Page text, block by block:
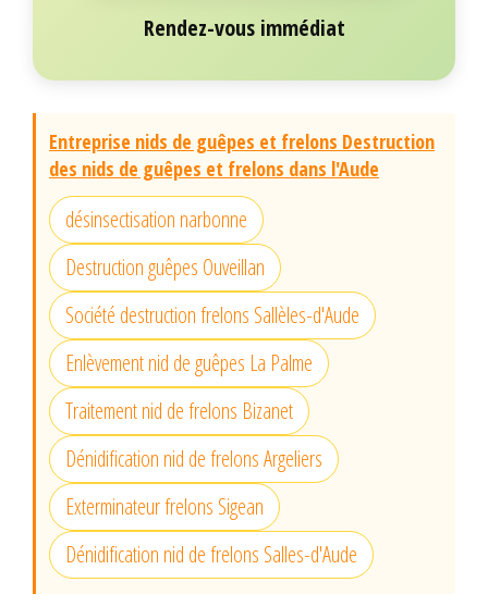
Rendez-vous immédiat
Entreprise nids de guêpes et frelons Destruction
des nids de guêpes et frelons dans l'Aude
désinsectisation narbonne
Destruction guêpes Ouveillan
Société destruction frelons Sallèles-d'Aude
Enlèvement nid de guêpes La Palme
Traitement nid de frelons Bizanet
Dénidification nid de frelons Argeliers
Exterminateur frelons Sigean
Dénidification nid de frelons Salles-d'Aude